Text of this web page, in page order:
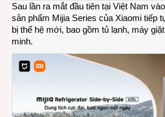
Sau lần ra mắt đầu tiên tại Việt Nam
sản phẩm Mijia Series của Xiaomi tiếp
bị thế hệ mới, bao gồm tủ lạnh, máy
minh.